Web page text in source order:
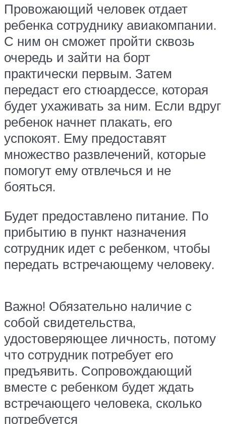
Провожающий человек отдает
ребенка сотруднику авиакомпании.
С ним он сможет пройти сквозь
очередь и зайти на борт
практически первым. Затем
передаст его стюардессе, которая
будет ухаживать за ним. Если вдруг
ребенок начнет плакать, его
успокоят. Ему предоставят
множество развлечений, которые
помогут ему отвлечься и не
бояться.
Будет предоставлено питание. По
прибытию в пункт назначения
сотрудник идет с ребенком, чтобы
передать встречающему человеку.
Важно! Обязательно наличие с
собой свидетельства,
удостоверяющее личность, потому
что сотрудник потребует его
предъявить. Сопровождающий
вместе с ребенком будет ждать
встречающего человека, сколько
потребуется